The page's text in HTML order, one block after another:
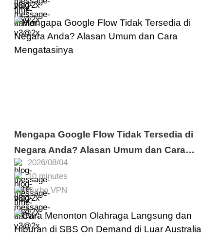
2026/08/04
10 minutes
Turbo VPN
Mengapa Google Flow Tidak Tersedia di
Negara Anda? Alasan Umum dan Cara
Mengatasinya